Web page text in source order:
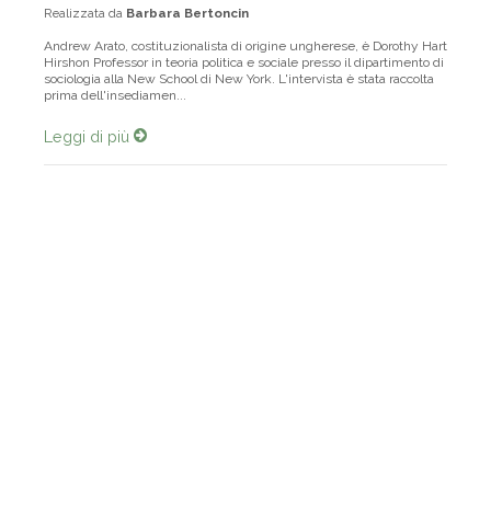
Realizzata da Barbara Bertoncin
Andrew Arato, costituzionalista di origine ungherese, è Dorothy Hart
Hirshon Professor in teoria politica e sociale presso il dipartimento di
sociologia alla New School di New York. L'intervista è stata raccolta
prima dell'insediamen...
Leggi di più